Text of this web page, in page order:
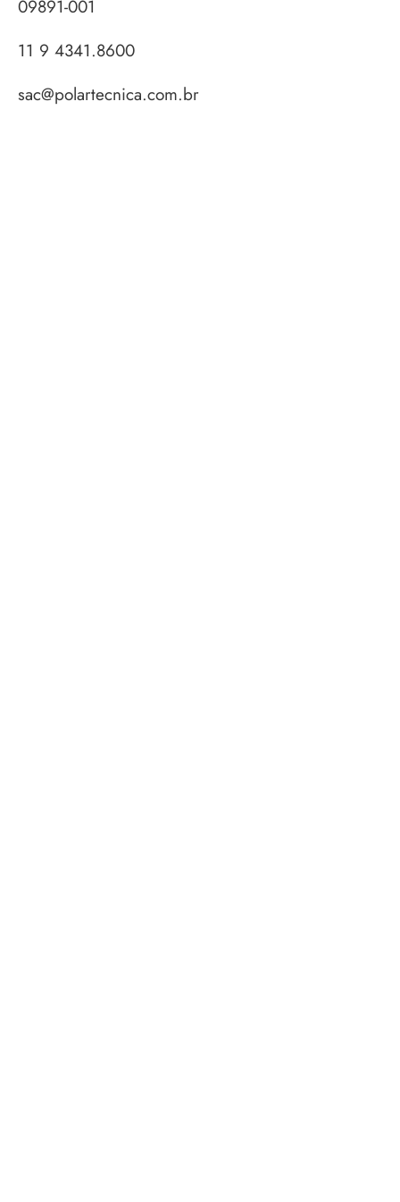
09891-001
11 9 4341.8600
sac@polartecnica.com.br